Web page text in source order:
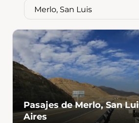
Pasajes de Merlo, San
Aires